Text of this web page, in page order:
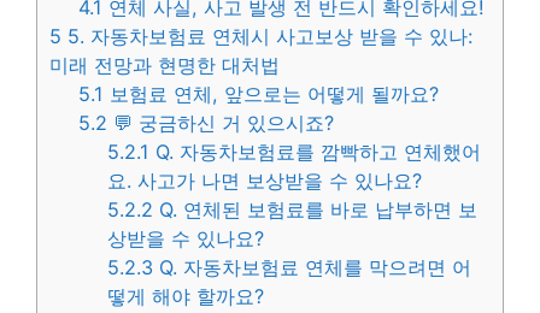
4.1 연체 사실, 사고 발생 전 반드시 확인하세요!
5 5. 자동차보험료 연체시 사고보상 받을 수 있나:
미래 전망과 현명한 대처법
5.1 보험료 연체, 앞으로는 어떻게 될까요?
5.2 💬 궁금하신 거 있으시죠?
5.2.1 Q. 자동차보험료를 깜빡하고 연체했어
요. 사고가 나면 보상받을 수 있나요?
5.2.2 Q. 연체된 보험료를 바로 납부하면 보
상받을 수 있나요?
5.2.3 Q. 자동차보험료 연체를 막으려면 어
떻게 해야 할까요?